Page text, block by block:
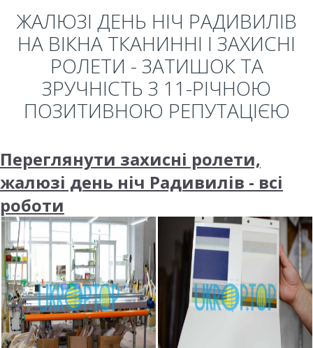
ЖАЛЮЗІ ДЕНЬ НІЧ РАДИВИЛІВ
НА ВІКНА ТКАНИННІ І ЗАХИСНІ
РОЛЕТИ - ЗАТИШОК ТА
ЗРУЧНІСТЬ З 11-РІЧНОЮ
ПОЗИТИВНОЮ РЕПУТАЦІЄЮ
Переглянути захисні ролети,
жалюзі день ніч Радивилів - всі
роботи